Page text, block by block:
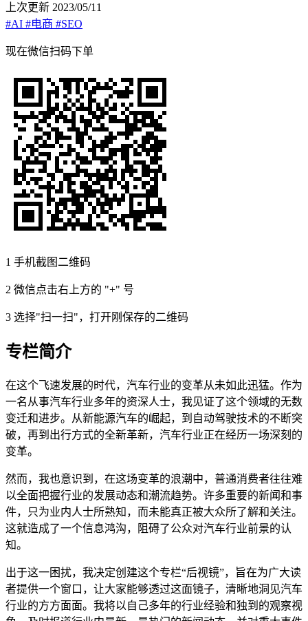
上次更新 2023/05/11
#AI #电商 #SEO
现在微信扫码下单
1 手机截图二维码
2 微信点击右上方的 "+" 号
3 选择"扫一扫"，打开刚保存的二维码
专栏简介
在这个飞速发展的时代，汽车行业的变革从未如此迅猛。作为
一名从事汽车行业多年的资深人士，我见证了这个领域的无数
变迁和进步。从新能源汽车的崛起，到自动驾驶技术的不断突
破，再到出行方式的全新革新，汽车行业正在经历一场深刻的
变革。
然而，我也意识到，在这场变革的浪潮中，普通消费者往往难
以全面把握行业的发展动态和潮流趋势。许多重要的新闻和事
件，只为业内人士所熟知，而未能真正被大众所了解和关注。
这就造成了一个信息鸿沟，阻碍了公众对汽车行业前景的认
知。
出于这一困扰，我决定创建这个专栏“后视镜”，旨在为广大读
者提供一个窗口，让大家能够透过这面镜子，清晰地洞见汽车
行业的方方面面。我将以自己多年的行业经验和独到的观察视